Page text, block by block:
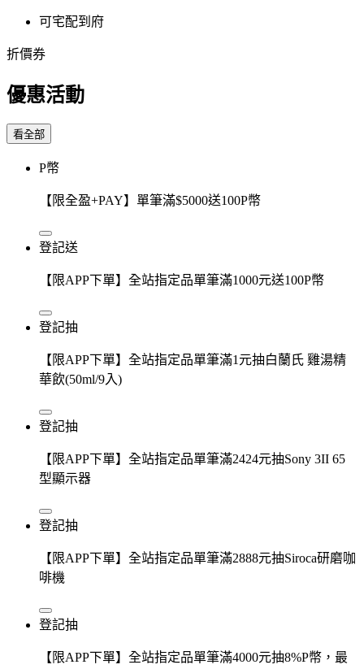
可宅配到府
折價券
優惠活動
看全部
P幣
【限全盈+PAY】單筆滿$5000送100P幣
登記送
【限APP下單】全站指定品單筆滿1000元送100P幣
登記抽
【限APP下單】全站指定品單筆滿1元抽白蘭氏 雞湯精
華飲(50ml/9入)
登記抽
【限APP下單】全站指定品單筆滿2424元抽Sony 3II 65
型顯示器
登記抽
【限APP下單】全站指定品單筆滿2888元抽Siroca研磨咖
啡機
登記抽
【限APP下單】全站指定品單筆滿4000元抽8%P幣，最